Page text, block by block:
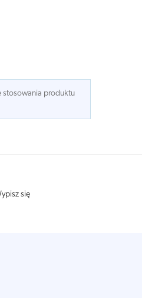
stosowania produktu
się